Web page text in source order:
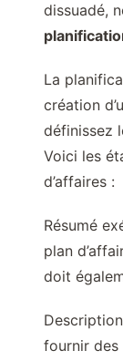
dissuadé,
La
création
définissez
Voici les
d’affaires :
Résumé
plan
doit
fournir des